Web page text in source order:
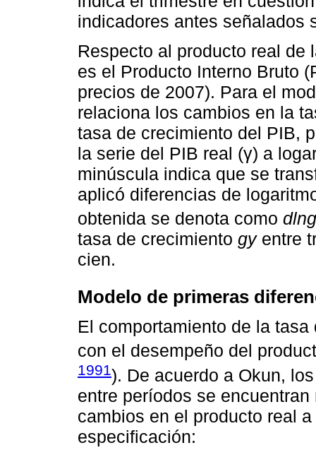
indicadores antes señalados
Respecto al producto real de
es el Producto Interno Bruto
precios de 2007). Para el
relaciona los cambios en la
tasa de crecimiento del PIB,
la serie del PIB real (γ) a
minúscula indica que se
aplicó diferencias de
obtenida se denota como
tasa de crecimiento gyentre
cien.
Modelo de primeras
El comportamiento de la
con el desempeño del
1991). De acuerdo a Okun,
entre períodos se
cambios en el producto real
especificación: